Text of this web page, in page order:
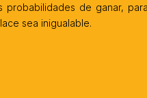
probabilidades de ganar,
sea inigualable.